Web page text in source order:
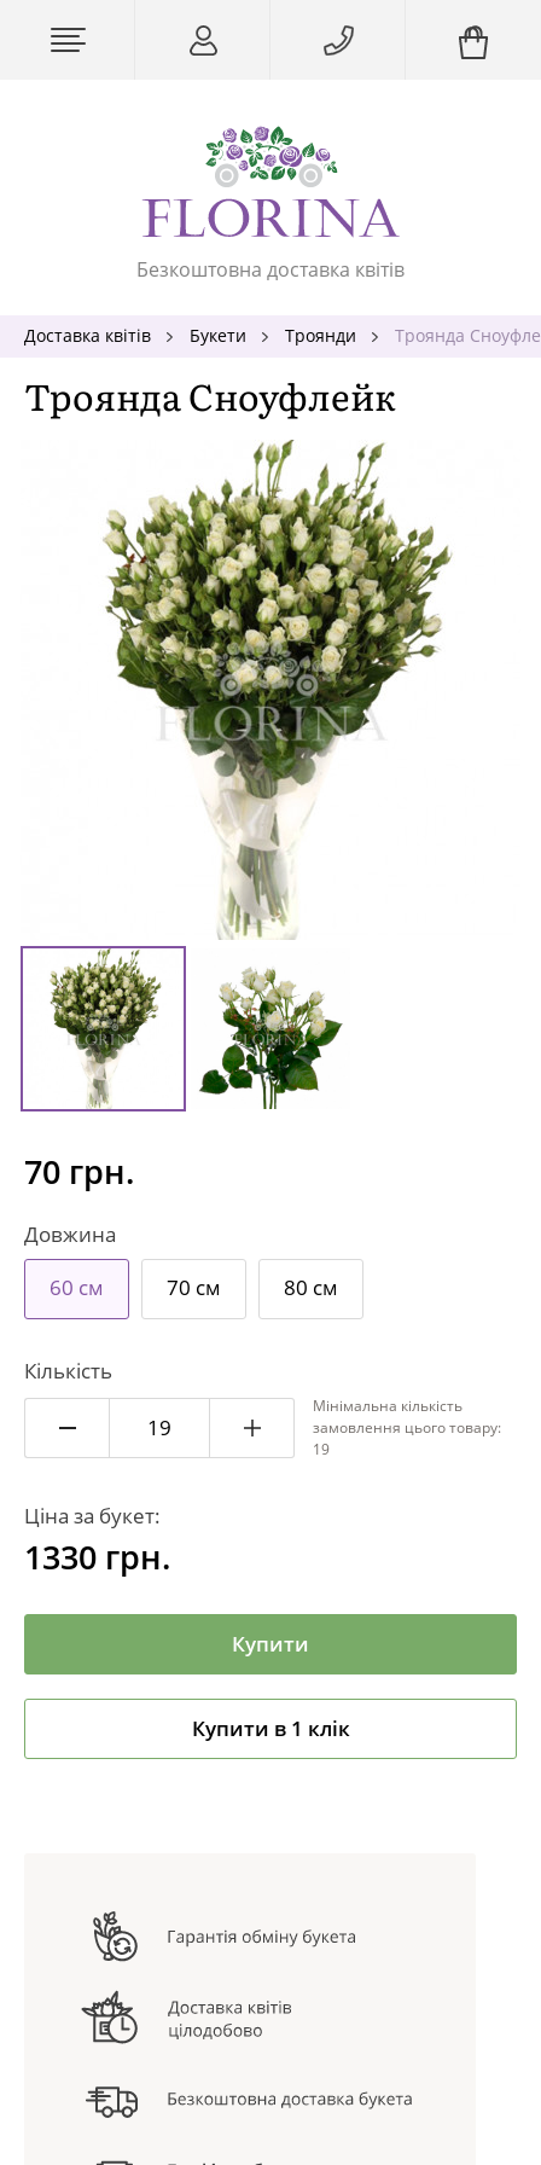
Безкоштовна доставка квітів
Доставка квітів Букети Троянди Троянда
Троянда Сноуфлейк
70 грн.
Довжина
60 см
70 см 80 см
Кількість
Мінімальна кількість
замовлення цього товару:
19
Ціна за букет:
1330 грн.
Купити
Купити в 1 клік